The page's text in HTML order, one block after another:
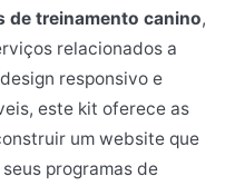
de treinamento canino,
relacionados a
responsivo e
este kit oferece as
um website que
programas de